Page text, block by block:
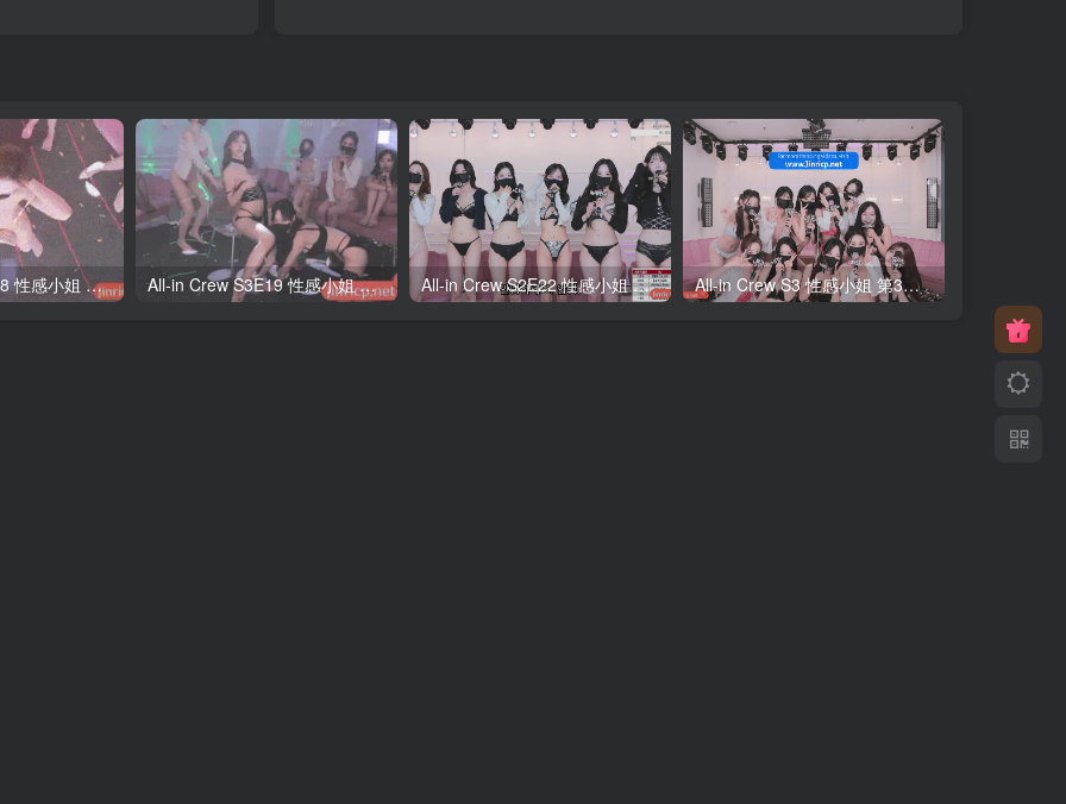
All-in Crew S3E18 性感小姐 第3季 第18期 多巴胺日 中韩简繁字幕 All-in Crew S3E19 性感小姐 第3季 第19期 完结撒花 中韩简繁字幕 All-in Crew S2E22 性感小姐 第2季 第22期 最终职级战 简繁中文字幕 All-in Crew S3 性感小姐 第3季 全集 All in one 合集版 中文简繁字幕